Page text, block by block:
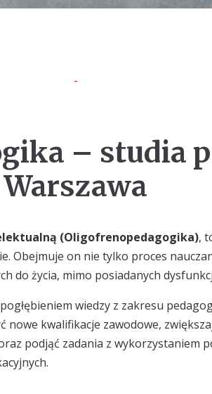
– studia
Warszawa
(Oligofrenopedagogika),
Obejmuje on nie tylko proces
do życia, mimo posiadanych
wiedzy z zakresu
kwalifikacje zawodowe,
podjąć zadania z wykorzystaniem